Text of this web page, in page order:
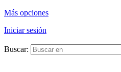
Más opciones
Iniciar sesión
Buscar: